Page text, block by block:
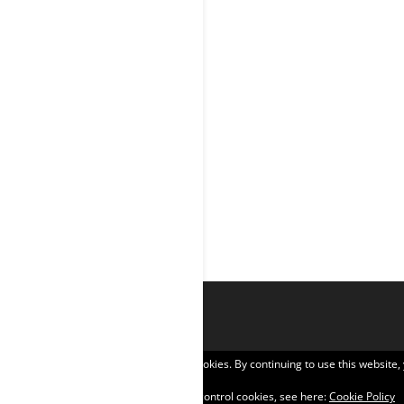
Σχεδιάστηκε από
Privacy & Cookies: This site uses cookies. By continuing to use this
To find out more, including how to control cookies, see here:Cookie Policy